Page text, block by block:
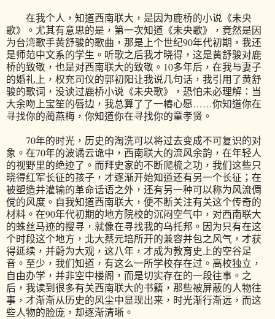
在我个人，知道西南联大，是因为鹿桥的小说《未央
歌》。尤其有意思的是，第一次知道《未央歌》，竟然是因
为台湾歌手黄舒骏的歌曲，那是上个世纪90年代初期，我还
是师范中文系的学生。听歌之后我才晓得，这是黄舒骏对鹿
桥的致敬，也是对西南联大的致敬。10多年后，在我与妻子
的婚礼上，权充司仪的郭初阳让我说几句话，我引用了黄舒
骏的歌词，没读过鹿桥小说《未央歌》，恐怕未必理解：当
大余吻上宝笙的唇边，我总算了了一樁心愿……你知道你在
寻找你的蔺燕梅，你知道你在寻找你的童孝贤。
70年的时光，历史的淘洗可以将过去变成不可复识的对
象。在70年的波谲云诡中，西南联大的流风余韵，在年轻人
的视野里的绝迹了。而拜史家的不断爬梳之功，我们这些只
晓得红军长征的孩子，才逐渐开始知道还有另一个长征；在
被塑造并灌输的革命话语之外，还有另一种可以称为风流倜
傥的风度。自我知道西南联大，便不断关注有关这个传奇的
材料。在90年代初期的地方院校的沉闷空气中，对西南联大
的蛛丝马迹的搜寻，就像在寻找我的乌托邦。因为只有在这
个时段这个地方，北大蔡元培所开的兼容并包之风气，才获
得延续，并蔚为大观，这八年，才成为教育史上的空谷足
音。至少，我们知道，有这么一所学校存在过。高校独立，
自由办学，并非空中楼阁，而是切实存在的一段往事。之
后，我读到很多有关西南联大的书籍，那些被屏蔽的人物往
事，才渐渐从历史的风尘中显现出来，时光渐行渐远，而这
些人物的脸庞，却逐渐清晰。